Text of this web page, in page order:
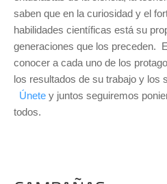
saben que en la curiosidad y el
habilidades científicas está su
generaciones que los preceden.
conocer a cada uno de los
los resultados de su trabajo y los
Únete y juntos seguiremos
todos.